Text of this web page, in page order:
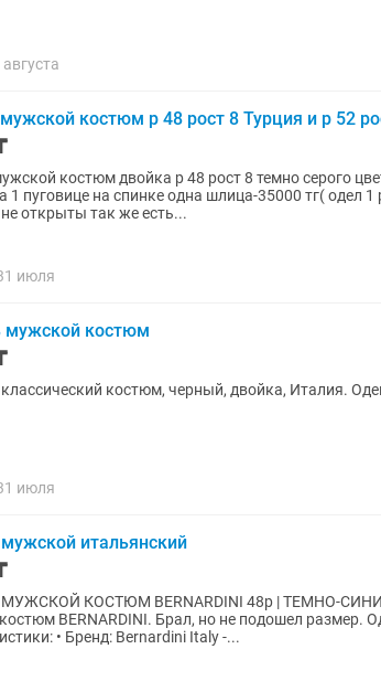
костюм р 48 рост 8 Турция и р 52
костюм двойка р 48 рост 8 темно серого
1 пуговице на спинке одна шлица-35000 тг( одел
открыты так же есть...
июля
мужской костюм
костюм, черный, двойка, Италия.
июля
итальянский
КОСТЮМ BERNARDINI 48р | ТЕМНО-СИНИЙ | АЛМАТЫ
Брал, но не подошел размер. Одевался 1 раз на фото.
Характеристики: • Бренд: Bernardini Italy -...